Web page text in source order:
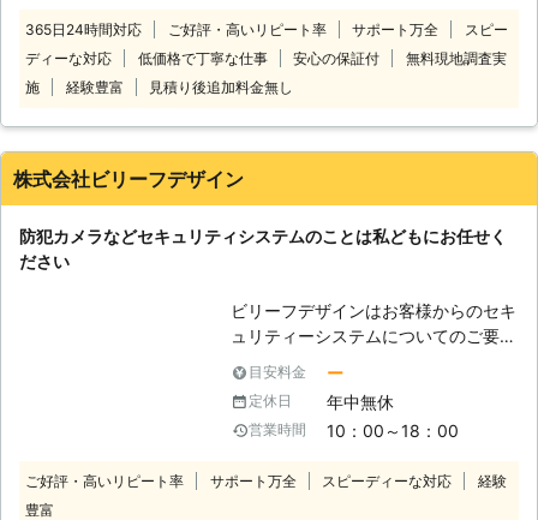
は大きなメリットがあるのです。ただ
し絶対的な効果ではありませんので、
監視カメラがあるからといってその他
も、防犯対策となります。 また、イ
タズラや空き巣の被害があった時に
は、証拠が残っていることも。 この
さまざまな効果を得ることができま
らお気軽にお問い合わせください。受
付時間は24時間365日休まず、受け
付けております。 緊急の場合でも、
い。 お客様のご要望にできうる限り
対応いたします。
365日24時間対応 ご好評・高いリピート率 サポート万全
スピー
ディーな対応
低価格で丁寧な仕事 安心の保証付
無料現地調査実
施
経験豊富 見積り後追加料金無し
株式会社ビリーフデザイン
防犯カメラなどセキュリティシステムのことは私どもにお任せく
ださい
ビリーフデザインはお客様からのセキ
ュリティーシステムについてのご要望
にお応えしております。 防犯カメラ
をはじめとした様々なセキュリティー
システムは空き巣やイタズラなどから
住宅、車などを守るために取り付けて
なご相談でも気軽にご連絡できるよう
目安料金 ー
定休日 年中無休
営業時間 10：00～18：00
ご好評・高いリピート率 サポート万全 スピーディーな対応
経験
豊富